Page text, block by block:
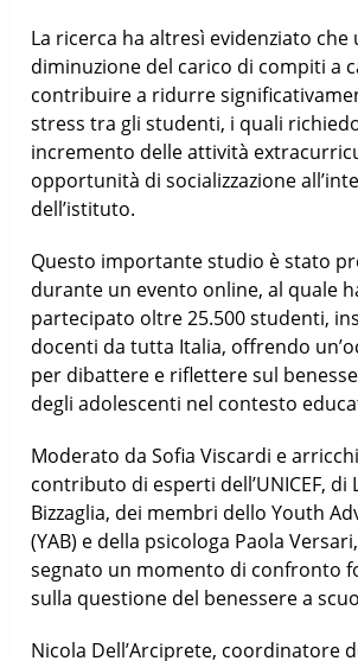
La ricerca ha altresì evidenziato che
diminuzione del carico di compiti a
contribuire a ridurre
stress tra gli studenti, i quali
incremento delle attività
opportunità di socializzazione
dell’istituto.
Questo importante studio è stato
durante un evento online, al quale
partecipato oltre 25.500 studenti,
docenti da tutta Italia, offrendo
per dibattere e riflettere sul
degli adolescenti nel contesto
Moderato da Sofia Viscardi e
contributo di esperti dell’UNICEF, di
Bizzaglia, dei membri dello Youth
(YAB) e della psicologa Paola
segnato un momento di confronto
sulla questione del benessere a
Nicola Dell’Arciprete, coordinatore